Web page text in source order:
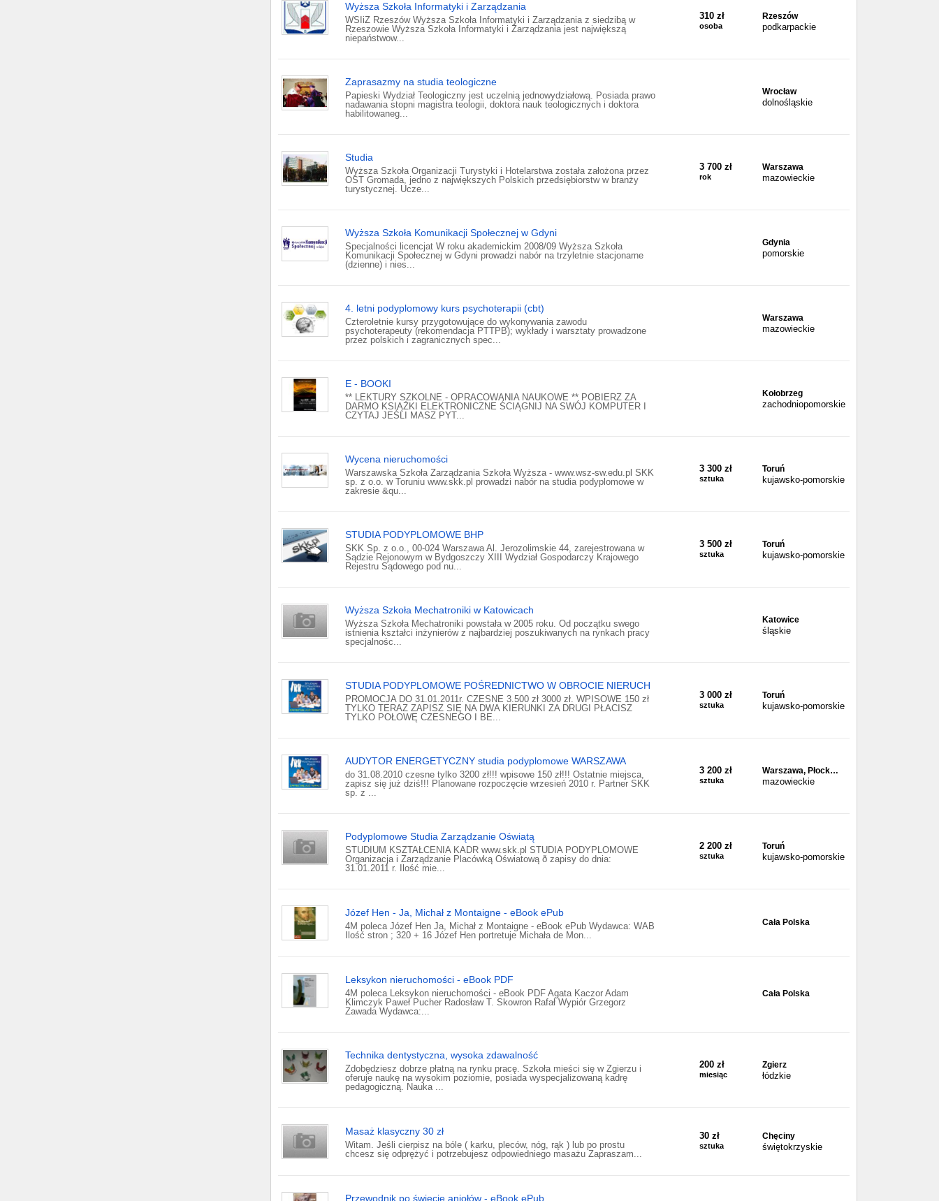
Wyższa Szkoła Informatyki i Zarządzania
WSIiZ Rzeszów Wyższa Szkoła Informatyki i Zarządzania z siedzibą w
Rzeszowie Wyższa Szkoła Informatyki i Zarządzania jest największą
niepaństwow...
310 zł
osoba
Rzeszów
podkarpackie
Zaprasazmy na studia teologiczne
Papieski Wydział Teologiczny jest uczelnią jednowydziałową. Posiada prawo
nadawania stopni magistra teologii, doktora nauk teologicznych i doktora
habilitowaneg...
Wrocław
dolnośląskie
Studia
Wyższa Szkoła Organizacji Turystyki i Hotelarstwa została założona przez
OST Gromada, jedno z największych Polskich przedsiębiorstw w branży
turystycznej. Ucze...
3 700 zł
rok
Warszawa
mazowieckie
Wyższa Szkoła Komunikacji Społecznej w Gdyni
Specjalności licencjat W roku akademickim 2008/09 Wyższa Szkoła
Komunikacji Społecznej w Gdyni prowadzi nabór na trzyletnie stacjonarne
(dzienne) i nies...
Gdynia
pomorskie
4. letni podyplomowy kurs psychoterapii (cbt)
Czteroletnie kursy przygotowujące do wykonywania zawodu
psychoterapeuty (rekomendacja PTTPB); wykłady i warsztaty prowadzone
przez polskich i zagranicznych spec...
Warszawa
mazowieckie
E - BOOKI
** LEKTURY SZKOLNE - OPRACOWANIA NAUKOWE ** POBIERZ ZA
DARMO KSIĄŻKI ELEKTRONICZNE ŚCIĄGNIJ NA SWÓJ KOMPUTER I
CZYTAJ JEŚLI MASZ PYT...
Kołobrzeg
zachodniopomorskie
Wycena nieruchomości
Warszawska Szkoła Zarządzania Szkoła Wyższa - www.wsz-sw.edu.pl SKK
sp. z o.o. w Toruniu www.skk.pl prowadzi nabór na studia podyplomowe w
zakresie &qu...
3 300 zł
sztuka
Toruń
kujawsko-pomorskie
STUDIA PODYPLOMOWE BHP
SKK Sp. z o.o., 00-024 Warszawa Al. Jerozolimskie 44, zarejestrowana w
Sądzie Rejonowym w Bydgoszczy XIII Wydział Gospodarczy Krajowego
Rejestru Sądowego pod nu...
3 500 zł
sztuka
Toruń
kujawsko-pomorskie
Wyższa Szkoła Mechatroniki w Katowicach
Wyższa Szkoła Mechatroniki powstała w 2005 roku. Od początku swego
istnienia kształci inżynierów z najbardziej poszukiwanych na rynkach pracy
specjalnośc...
Katowice
śląskie
STUDIA PODYPLOMOWE POŚREDNICTWO W OBROCIE NIERUCH
PROMOCJA DO 31.01.2011r. CZESNE 3.500 zł 3000 zł. WPISOWE 150 zł
TYLKO TERAZ ZAPISZ SIĘ NA DWA KIERUNKI ZA DRUGI PŁACISZ
TYLKO POŁOWĘ CZESNEGO I BE...
3 000 zł
sztuka
Toruń
kujawsko-pomorskie
AUDYTOR ENERGETYCZNY studia podyplomowe WARSZAWA
do 31.08.2010 czesne tylko 3200 zł!!! wpisowe 150 zł!!! Ostatnie miejsca,
zapisz się już dziś!!! Planowane rozpoczęcie wrzesień 2010 r. Partner SKK
sp. z ...
3 200 zł
sztuka
Warszawa, Płock…
mazowieckie
Podyplomowe Studia Zarządzanie Oświatą
STUDIUM KSZTAŁCENIA KADR www.skk.pl STUDIA PODYPLOMOWE
Organizacja i Zarządzanie Placówką Oświatową ð zapisy do dnia:
31.01.2011 r. Ilość mie...
2 200 zł
sztuka
Toruń
kujawsko-pomorskie
Józef Hen - Ja, Michał z Montaigne - eBook ePub
4M poleca Józef Hen Ja, Michał z Montaigne - eBook ePub Wydawca: WAB
Ilość stron ; 320 + 16 Józef Hen portretuje Michała de Mon...
Cała Polska
Leksykon nieruchomości - eBook PDF
4M poleca Leksykon nieruchomości - eBook PDF Agata Kaczor Adam
Klimczyk Paweł Pucher Radosław T. Skowron Rafał Wypiór Grzegorz
Zawada Wydawca:...
Cała Polska
Technika dentystyczna, wysoka zdawalność
Zdobędziesz dobrze płatną na rynku pracę. Szkoła mieści się w Zgierzu i
oferuje naukę na wysokim poziomie, posiada wyspecjalizowaną kadrę
pedagogiczną. Nauka ...
200 zł
miesiąc
Zgierz
łódzkie
Masaż klasyczny 30 zł
Witam. Jeśli cierpisz na bóle ( karku, pleców, nóg, rąk ) lub po prostu
chcesz się odprężyć i potrzebujesz odpowiedniego masażu Zapraszam...
30 zł
sztuka
Chęciny
świętokrzyskie
Przewodnik po świecie aniołów - eBook ePub